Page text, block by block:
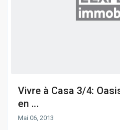
Vivre à Casa 3/4:
en ...
Mai 06, 2013